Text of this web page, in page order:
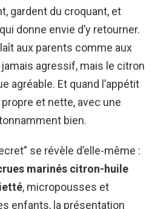
gardent du croquant, et
donne envie d’y retourner.
aux parents comme aux
agressif, mais le citron
agréable. Et quand l’appétit
et nette, avec une
bien.
se révèle d’elle-même :
marinés citron-huile
, micropousses et
enfants, la présentation